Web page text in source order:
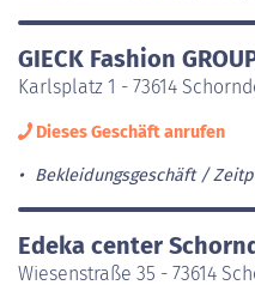
GIECK Fashion
Karlsplatz 1 - 73614
Dieses Geschäft anrufen
Bekleidungsgeschäft
Edeka center
Wiesenstraße 35 - 73614